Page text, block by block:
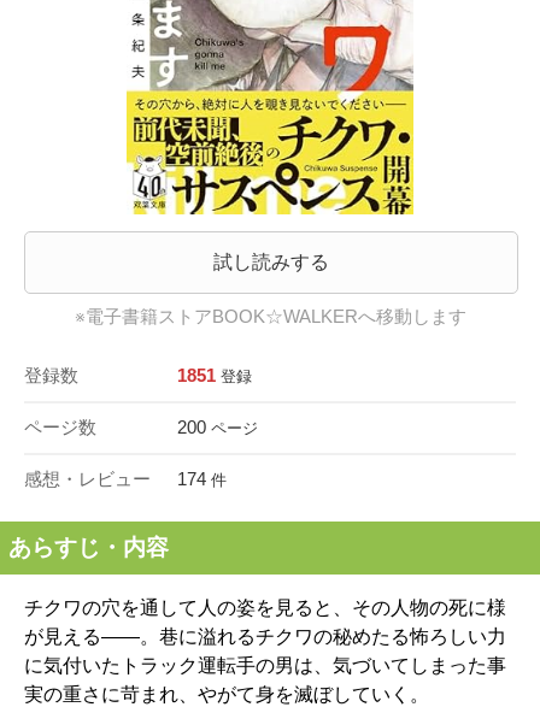
試し読みする
※電子書籍ストアBOOK☆WALKERへ移動します
登録数 1851 登録
ページ数 200 ページ
感想・レビュー 174 件
あらすじ・内容
チクワの穴を通して人の姿を見ると、その人物の死に様
が見える――。巷に溢れるチクワの秘めたる怖ろしい力
に気付いたトラック運転手の男は、気づいてしまった事
実の重さに苛まれ、やがて身を滅ぼしていく。